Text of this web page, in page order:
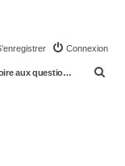
Connexion
Foire aux questions (Questions posées fréquemment)